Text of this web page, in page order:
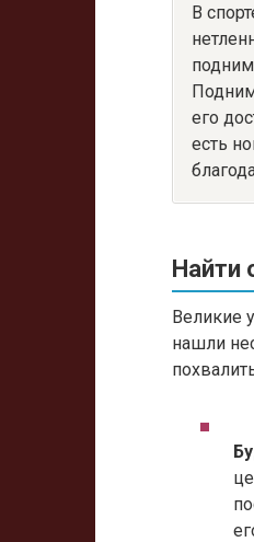
В
его
есть
Найти
Великие
нашли